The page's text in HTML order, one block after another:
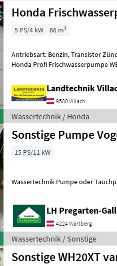
Honda
5 PS/4 kW 66 m³
Antriebsart: Benzin, Transistor
Landtechnik
9500 Villach
Wassertechnik / Honda
Sonstige Pumpe
15 PS/11 kW
Wassertechnik Pumpe oder
LH Pregarten-
4224 Wartberg
Wassertechnik / Sonstige
Sonstige WH20XT